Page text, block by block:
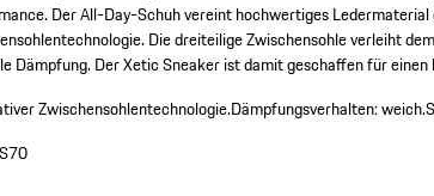
Der All-Day-Schuh vereint hochwertiges
Die dreiteilige Zwischensohle verleiht
Dämpfung. Der Xetic Sneaker ist damit geschaffen für
Zwischensohlentechnologie.Dämpfungsverhalten: weich.